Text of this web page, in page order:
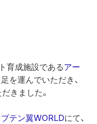
育成施設であるアー
を運んでいただき、
きました。
テン翼WORLDにて、